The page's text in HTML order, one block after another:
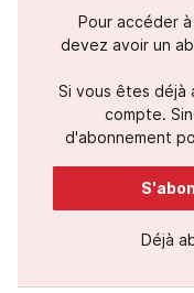
Pour accéder
devez avoir un
Si vous êtes
compte.
d'abonnement
Déjà